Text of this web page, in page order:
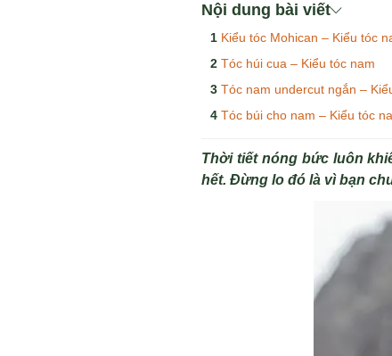
Nội dung bài viết
Kiểu tóc Mohican – Kiểu tóc
Tóc húi cua – Kiểu tóc nam
Tóc nam undercut ngắn –
Tóc búi cho nam – Kiểu tóc
Thời tiết nóng bức luôn
hết. Đừng lo đó là vì bạn